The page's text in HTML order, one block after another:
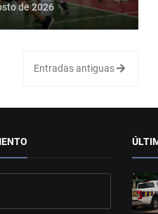
de 2026
Entradas antiguas